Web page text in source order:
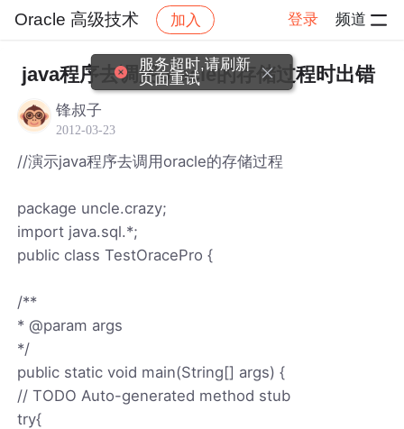
Oracle 高级技术 加入 登录 频道
社区 Oracle 高级技术 帖子详情
java程序去调用oracle的存储过程时出错
锋叔子
2012-03-23
//演示java程序去调用oracle的存储过程
package uncle.crazy;
import java.sql.*;
public class TestOracePro {
/**
* @param args
*/
public static void main(String[] args) {
// TODO Auto-generated method stub
try{
服务超时,请刷新
页面重试